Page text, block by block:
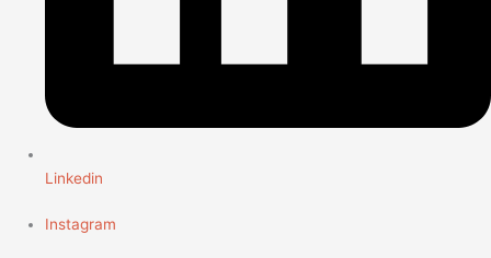
Linkedin
Instagram